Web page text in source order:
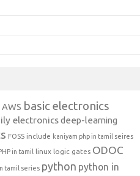
AWS basic electronics
electronicsdeep-learning
FOSS include kaniyam php in tamil seires
in tamil linux logic gates ODOC
tamil series python python in